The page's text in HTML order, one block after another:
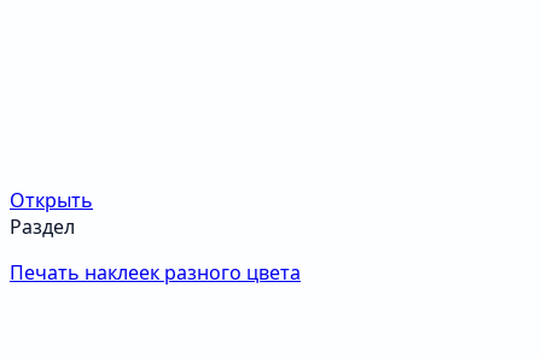
Открыть
Раздел
Печать наклеек разного цвета